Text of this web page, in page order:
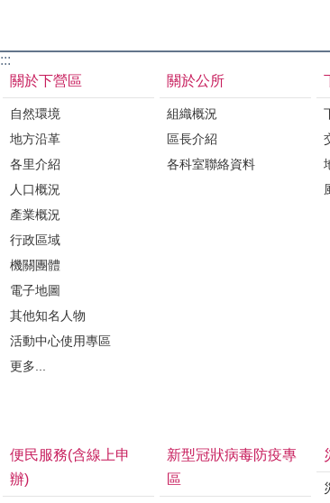
:::
關於下營區
自然環境
地方沿革
各里介紹
人口概況
產業概況
行政區域
機關團體
電子地圖
其他知名人物
活動中心使用專區
更多...
關於公所
組織概況
區長介紹
各科室聯絡資料
便民服務(含線上申
辦)
新型冠狀病毒防疫專
區